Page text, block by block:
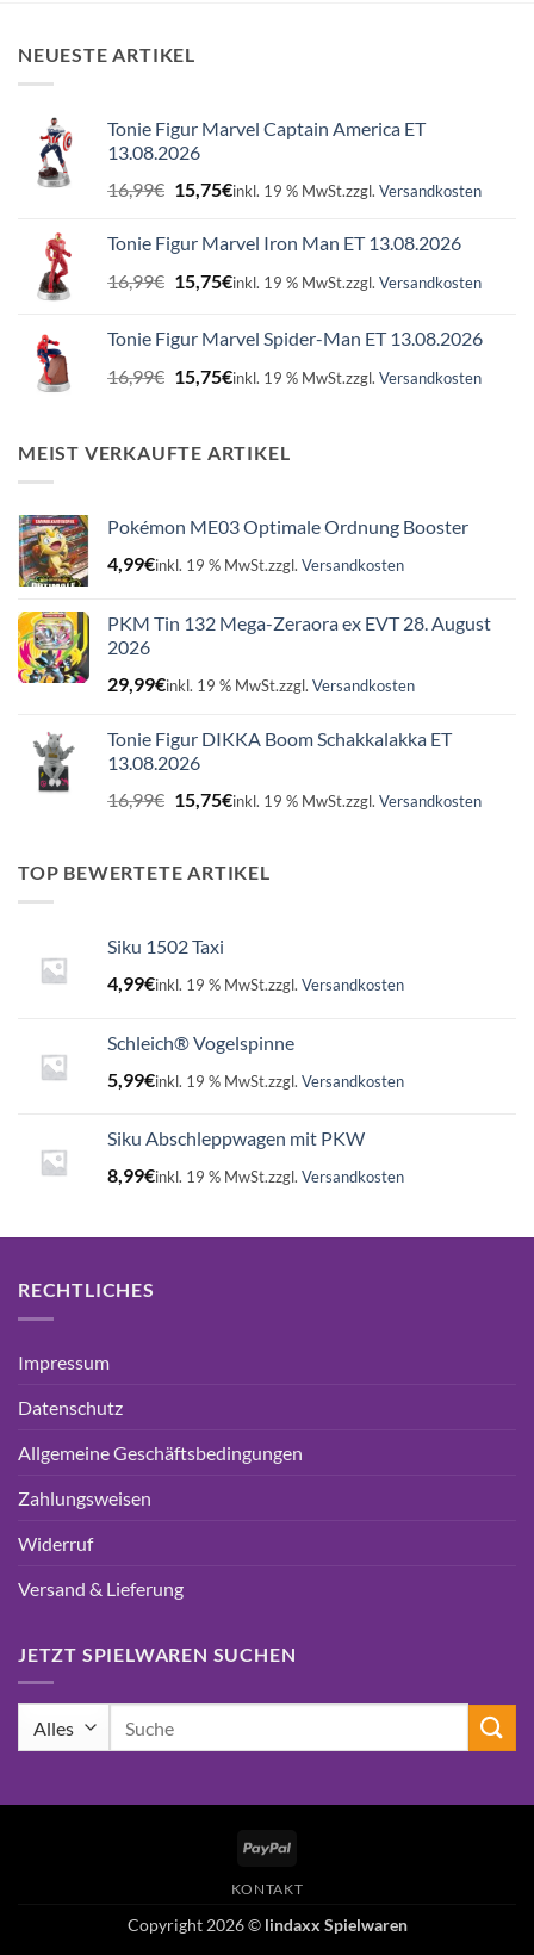
NEUESTE ARTIKEL
Tonie Figur Marvel Captain America ET
13.08.2026
16,99€ Ursprünglicher
Preis
16,99€
15,75€Aktueller
15,75€.
inkl. 19 % MwSt.zzgl. Versandkosten
Tonie Figur Marvel Iron Man ET 13.08.2026
16,99€ Ursprünglicher
Preis
16,99€
15,75€Aktueller
15,75€.
inkl. 19 % MwSt.zzgl. Versandkosten
Tonie Figur Marvel Spider-Man ET 13.08.2026
16,99€ Ursprünglicher
Preis
16,99€
15,75€Aktueller
15,75€.
inkl. 19 % MwSt.zzgl. Versandkosten
MEIST VERKAUFTE ARTIKEL
Pokémon ME03 Optimale Ordnung Booster
4,99€inkl. 19 % MwSt.zzgl. Versandkosten
PKM Tin 132 Mega-Zeraora ex EVT 28. August
2026
29,99€inkl. 19 % MwSt.zzgl. Versandkosten
Tonie Figur DIKKA Boom Schakkalakka ET
13.08.2026
16,99€ Ursprünglicher
Preis
16,99€
15,75€Aktueller
15,75€.
inkl. 19 % MwSt.zzgl. Versandkosten
TOP BEWERTETE ARTIKEL
Siku 1502 Taxi
4,99€inkl. 19 % MwSt.zzgl. Versandkosten
Schleich® Vogelspinne
5,99€inkl. 19 % MwSt.zzgl. Versandkosten
Siku Abschleppwagen mit PKW
8,99€inkl. 19 % MwSt.zzgl. Versandkosten
RECHTLICHES
Impressum
Datenschutz
Allgemeine Geschäftsbedingungen
Zahlungsweisen
Widerruf
Versand & Lieferung
JETZT SPIELWAREN SUCHEN
PayPal
KONTAKT
Copyright 2026 © lindaxx Spielwaren